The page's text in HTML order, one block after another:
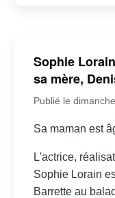
Sophie
sa mère,
Publié le
Sa maman est
L'actrice,
Sophie Lorain
Barrette au